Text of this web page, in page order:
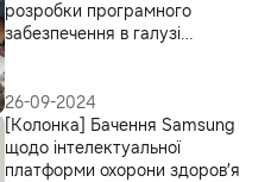
розробки програмного
забезпечення в галузі
інновацій у цій сфері
26-09-2024
[Колонка] Бачення Samsung
щодо інтелектуальної
платформи охорони здоров’я